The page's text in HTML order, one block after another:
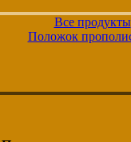
Все продукты
Положок